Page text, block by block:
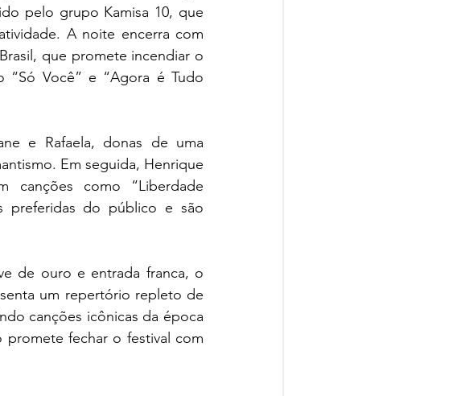
pelo grupo Kamisa 10, que
A noite encerra com
que promete incendiar o
“Só Você” e “Agora é Tudo
e Rafaela, donas de uma
Em seguida, Henrique
como “Liberdade
preferidas do público e são
de ouro e entrada franca, o
um repertório repleto de
canções icônicas da época
promete fechar o festival com